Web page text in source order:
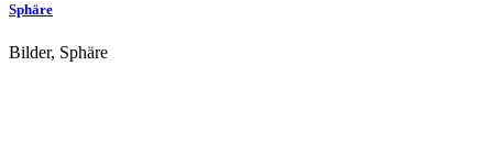
Sphäre
Bilder, Sphäre